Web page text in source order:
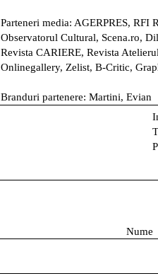
Parteneri media: AGERPRES, RFI
Observatorul Cultural, Scena.ro,
Revista CARIERE, Revista
Onlinegallery, Zelist, B-Critic,
Branduri partenere: Martini, Evian
N